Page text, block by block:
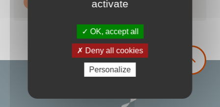
piscine@beaupreauenmauges.fr
activate
OK, accept all
Deny all cookies
Personalize